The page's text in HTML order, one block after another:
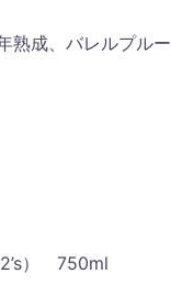
熟成、バレルプル
） 750ml